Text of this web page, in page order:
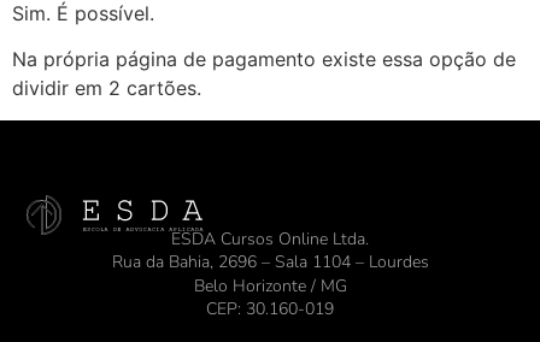
Sim. É possível.
Na própria página de pagamento existe essa opção de
dividir em 2 cartões.
ESDA Cursos Online Ltda.
Rua da Bahia, 2696 – Sala 1104 – Lourdes
Belo Horizonte / MG
CEP: 30.160-019